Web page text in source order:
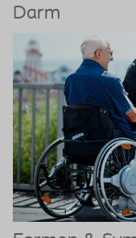
Darm